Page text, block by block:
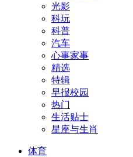
光影
科玩
科普
汽车
心事家事
精选
特辑
早报校园
热门
生活贴士
星座与生肖
体育